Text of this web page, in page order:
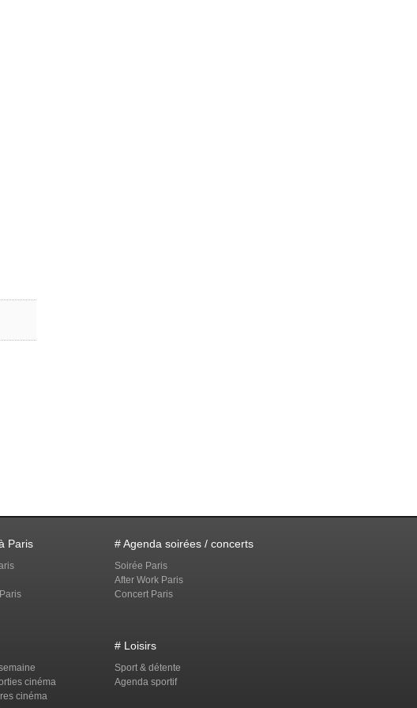
Paris # Agenda soirées / concerts
Soirée Paris
After Work Paris
Concert Paris
cinéma
cinéma
# Loisirs
Sport & détente
Agenda sportif